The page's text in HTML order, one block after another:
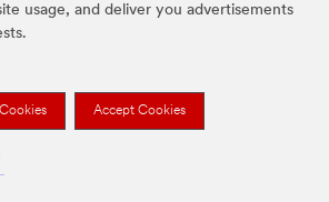
usage, and deliver you advertisements
Accept Cookies